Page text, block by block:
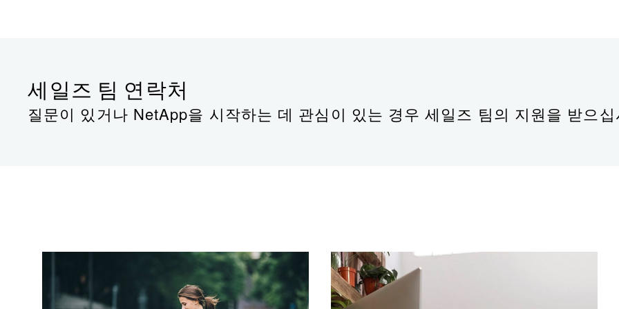
세일즈 팀 연락처
질문이 있거나 NetApp을 시작하는 데 관심이 있는 경우 세일즈 팀의 지원을 받으